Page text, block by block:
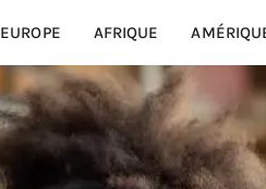
EUROPE AFRIQUE